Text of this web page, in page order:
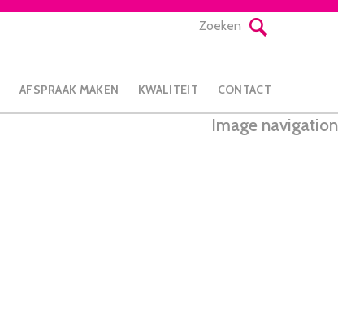
Zoeken
AFSPRAAK MAKEN KWALITEIT CONTACT
Image navigation